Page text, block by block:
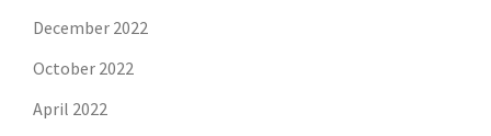
December 2022
October 2022
April 2022